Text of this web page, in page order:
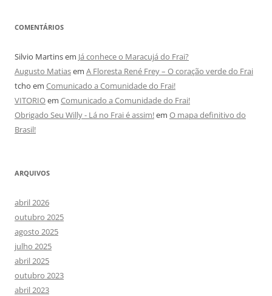
COMENTÁRIOS
Silvio Martinsem Já conhece o Maracujá do Frai?
Augusto Matiasem A Floresta René Frey – O coração verde do Frai
tcho em Comunicado a Comunidade do Frai!
VITORIOem Comunicado a Comunidade do Frai!
Obrigado Seu Willy - Lá no Frai é assim!em O mapa definitivo do
Brasil!
ARQUIVOS
abril 2026
outubro 2025
agosto 2025
julho 2025
abril 2025
outubro 2023
abril 2023